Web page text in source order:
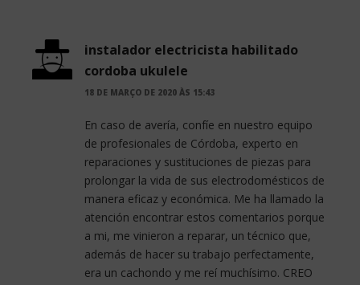
instalador electricista habilitado
cordoba ukulele
18 DE MARÇO DE 2020 ÀS 15:43
En caso de avería, confíe en nuestro equipo
de profesionales de Córdoba, experto en
reparaciones y sustituciones de piezas para
prolongar la vida de sus electrodomésticos de
manera eficaz y económica. Me ha llamado la
atención encontrar estos comentarios porque
a mi, me vinieron a reparar, un técnico que,
además de hacer su trabajo perfectamente,
era un cachondo y me reí muchísimo. CREO